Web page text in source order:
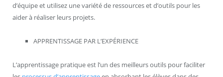
d’équipe et utilisez une variété de ressources et d’outils pour les
aider à réaliser leurs projets.
APPRENTISSAGE PAR L’EXPÉRIENCE
L’apprentissage pratique est l’un des meilleurs outils pour faciliter